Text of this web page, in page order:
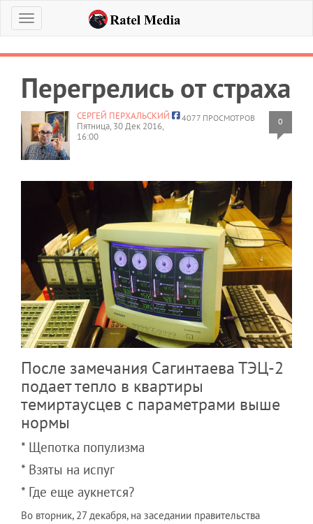
Меню
Перегрелись от страха
4077 ПРОСМОТРОВ 0
СЕРГЕЙ ПЕРХАЛЬСКИЙ
Пятница, 30 Дек 2016,
16:00
После замечания Сагинтаева ТЭЦ-2
подает тепло в квартиры
темиртаусцев с параметрами выше
нормы
* Щепотка популизма
* Взяты на испуг
* Где еще аукнется?
Во вторник, 27 декабря, на заседании правительства